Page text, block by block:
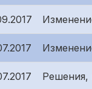
Решения,